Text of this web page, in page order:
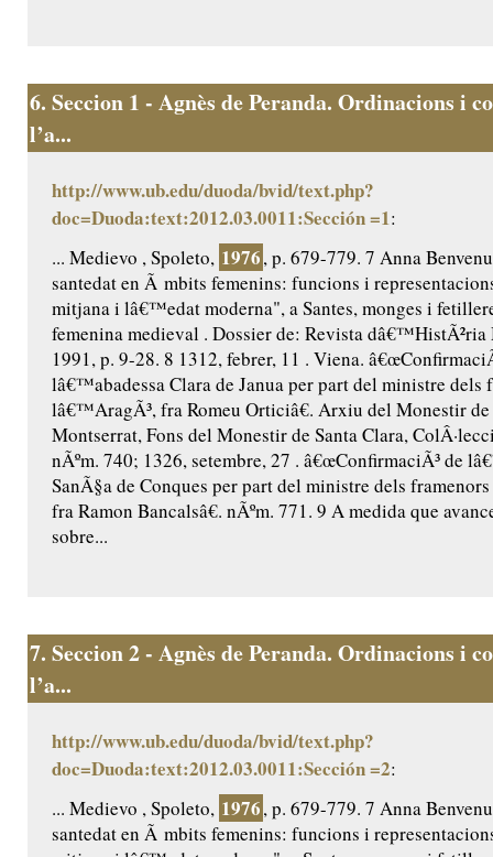
6. Seccion 1 - Agnès de Peranda. Ordinacions i
l’a...
http://www.ub.edu/duoda/bvid/text.php?
doc=Duoda:text:2012.03.0011:Sección =1:
... Medievo , Spoleto, 1976, p. 679-779. 7 Anna
santedat en Ã mbits femenins: funcions i
mitjana i lâ€™edat moderna", a Santes, monges i
femenina medieval . Dossier de: Revista dâ€™HistÃ²ria
1991, p. 9-28. 8 1312, febrer, 11 . Viena.
lâ€™abadessa Clara de Janua per part del ministre dels
lâ€™AragÃ³, fra Romeu Orticiâ€. Arxiu del Monestir de
Montserrat, Fons del Monestir de Santa Clara,
nÃºm. 740; 1326, setembre, 27 . â€œConfirmaciÃ³ de
SanÃ§a de Conques per part del ministre dels
fra Ramon Bancalsâ€. nÃºm. 771. 9 A medida que
sobre...
7. Seccion 2 - Agnès de Peranda. Ordinacions i
l’a...
http://www.ub.edu/duoda/bvid/text.php?
doc=Duoda:text:2012.03.0011:Sección =2:
... Medievo , Spoleto, 1976, p. 679-779. 7 Anna
santedat en Ã mbits femenins: funcions i